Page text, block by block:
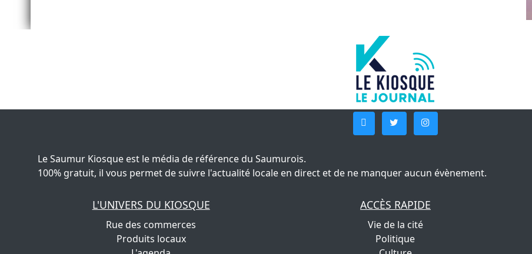
Le Saumur Kiosque est le média de référence du Saumurois.
100% gratuit, il vous permet de suivre l'actualité locale en direct et de ne manquer aucun évènement.
L'UNIVERS DU KIOSQUE
Rue des commerces
Produits locaux
ACCÈS RAPIDE
Vie de la cité
Politique